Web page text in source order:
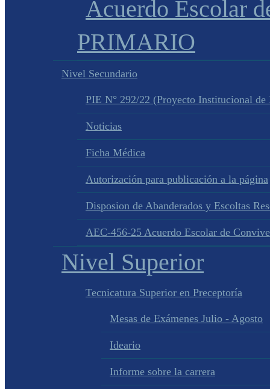
Acuerdo Escolar
PRIMARIO
Nivel Secundario
PIE N° 292/22 (Proyecto Institucional de
Noticias
Ficha Médica
Autorización para publicación a la página
Disposion de Abanderados y Escoltas
AEC-456-25 Acuerdo Escolar de
Nivel Superior
Tecnicatura Superior en Preceptoría
Mesas de Exámenes Julio - Agosto
Ideario
Informe sobre la carrera